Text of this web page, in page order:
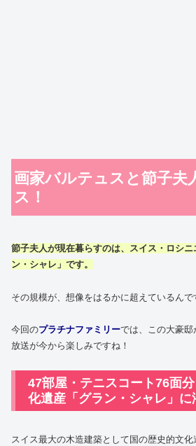
画家バルテュスと節子夫
ス！
節子夫人が現在暮らすのは、スイス・ロシ
ン・シャレ」です。
その規模が、想像をはるかに超えているんで
今回のプラチナファミリーでは、この大豪邸
放送が今から楽しみですね！
47部屋・テニスコート76面
化遺産「グラン・シャレ」に
スイス最大の木造建築として国の歴史的文化